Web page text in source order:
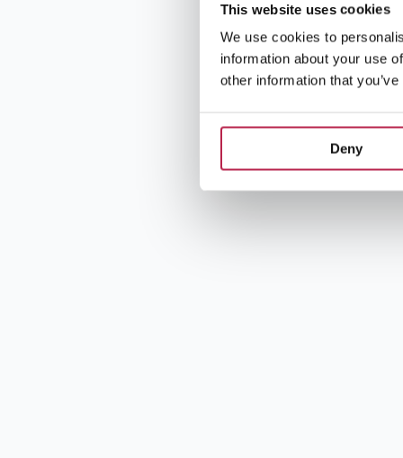
This website uses cookies
We use cookies to
information about your use
other information that
Deny